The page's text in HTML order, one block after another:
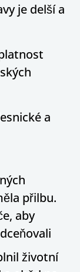
je delší a
a
přilbu.
aby
životní